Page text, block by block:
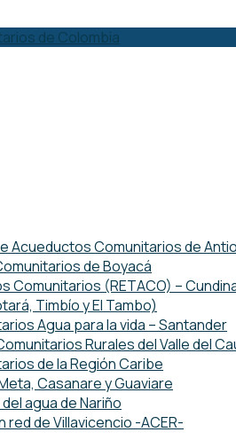
Acueductos Comunitarios de
de Boyacá
Comunitarios (RETACO) –
Timbío y El Tambo)
Agua para la vida – Santander
Rurales del Valle del
de la Región Caribe
Casanare y Guaviare
agua de Nariño
de Villavicencio -ACER-